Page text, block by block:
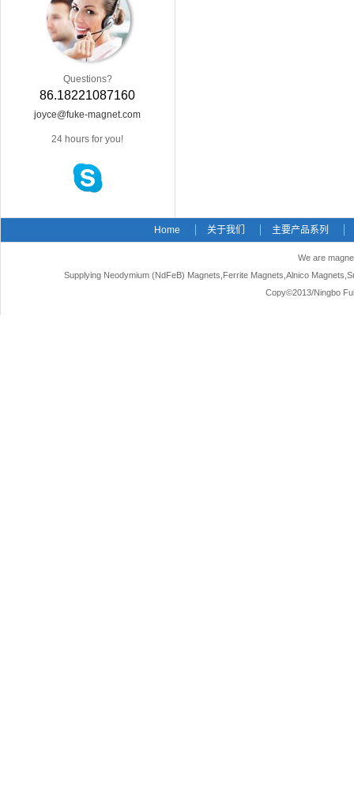
Questions?
86.18221087160
joyce@fuke-magnet.com
24 hours for you!
Home 关于我们 主要产品系列
We are
Supplying Neodymium (NdFeB) Magnets,Ferrite Magnets,Alnico
Copy©2013/Ningbo